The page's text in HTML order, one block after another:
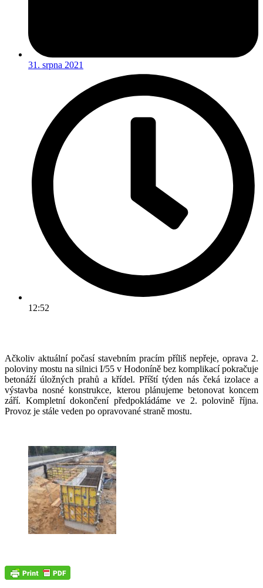
31. srpna 2021
12:52
Ačkoliv aktuální počasí stavebním pracím příliš nepřeje, oprava 2.
poloviny mostu na silnici I/55 v Hodoníně bez komplikací pokračuje
betonáží úložných prahů a křídel. Příští týden nás čeká izolace a
výstavba nosné konstrukce, kterou plánujeme betonovat koncem
září. Kompletní dokončení předpokládáme ve 2. polovině října.
Provoz je stále veden po opravované straně mostu.